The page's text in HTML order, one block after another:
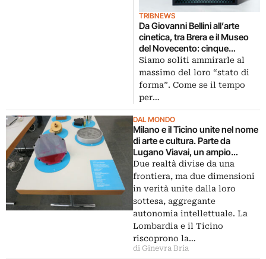
TRIBNEWS
Da Giovanni Bellini all’arte
cinetica, tra Brera e il Museo
del Novecento: cinque
postazioni multimediali, in
altrettanti musei di Milano, per
parlare di restauro
Siamo soliti ammirarle al
massimo del loro “stato di
forma”. Come se il tempo
per…
DAL MONDO
Milano e il Ticino unite nel nome
di arte e cultura. Parte da
Lugano Viavai, un ampio
progetto multidisciplinare, ce ne
parla in video la responsabile
Aida Suljicic
Due realtà divise da una
frontiera, ma due dimensioni
in verità unite dalla loro
sottesa, aggregante
autonomia intellettuale. La
Lombardia e il Ticino
riscoprono la…
di Ginevra Bria